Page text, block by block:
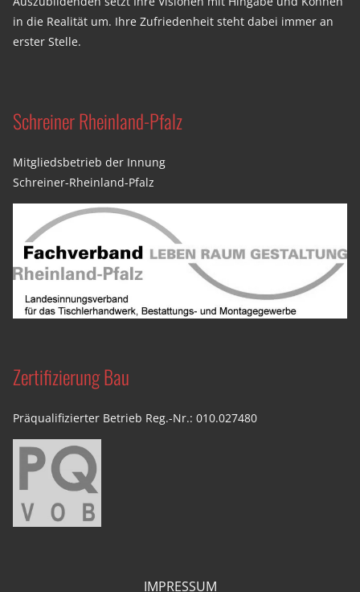
in die Realität um. Ihre Zufriedenheit steht dabei immer an
erster Stelle.
Schreiner Rheinland-Pfalz
Mitgliedsbetrieb der Innung
Schreiner-Rheinland-Pfalz
Zertifizierung Bau
Präqualifizierter Betrieb Reg.-Nr.: 010.027480
IMPRESSUM